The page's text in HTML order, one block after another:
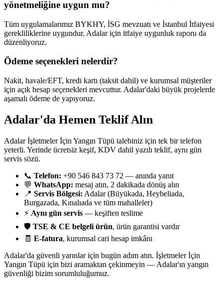
yönetmeliğine uygun mu?
Tüm uygulamalarımız BYKHY, İSG mevzuatı ve İstanbul İtfaiyesi
gerekliliklerine uygundur. Adalar için itfaiye uygunluk raporu da
düzenliyoruz.
Ödeme seçenekleri nelerdir?
Nakit, havale/EFT, kredi kartı (taksit dahil) ve kurumsal müşteriler
için açık hesap seçenekleri mevcuttur. Adalar'daki büyük projelerde
aşamalı ödeme de yapıyoruz.
Adalar'da Hemen Teklif Alın
Adalar İşletmeler İçin Yangın Tüpü talebiniz için tek bir telefon
yeterli. Yerinde ücretsiz keşif, KDV dahil yazılı teklif, aynı gün
servis sözü.
📞 Telefon: +90 546 843 73 72 — anında yanıt
💬 WhatsApp: mesaj atın, 2 dakikada dönüş alın
📍 Servis Bölgesi: Adalar (Büyükada, Heybeliada,
Burgazada, Kınalıada ve tüm mahalleler)
⚡ Aynı gün servis — keşiften teslime
🛡️ TSE & CE belgeli ürün, ürün garantisi vardır
🧾 E-fatura, kurumsal cari hesap imkânı
Adalar'da güvenli yarınlar için bugün adım atın. İşletmeler İçin
Yangın Tüpü için bizi aramaktan çekinmeyin — Adalar'ın yangın
güvenliği bizim sorumluluğumuz.